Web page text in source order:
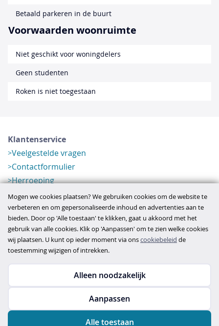
Betaald parkeren in de buurt
Voorwaarden woonruimte
Niet geschikt voor woningdelers
Geen studenten
Roken is niet toegestaan
Klantenservice
Veelgestelde vragen
Contactformulier
Herroeping
Over ons
Bedrijfsgegevens
Werkwijze
Overzichten
Verlopen aanbod
Copyright © 2026
privacy- en cookiebeleid
Mogen we cookies plaatsen? We gebruiken cookies om de website te
verbeteren en om gepersonaliseerde inhoud en advertenties aan te
bieden. Door op 'Alle toestaan' te klikken, gaat u akkoord met het
gebruik van alle cookies. Klik op 'Aanpassen' om te zien welke cookies
wij plaatsen. U kunt op ieder moment via onscookiebeleid de
toestemming wijzigen of intrekken.
Alleen noodzakelijk
Aanpassen
Alle toestaan